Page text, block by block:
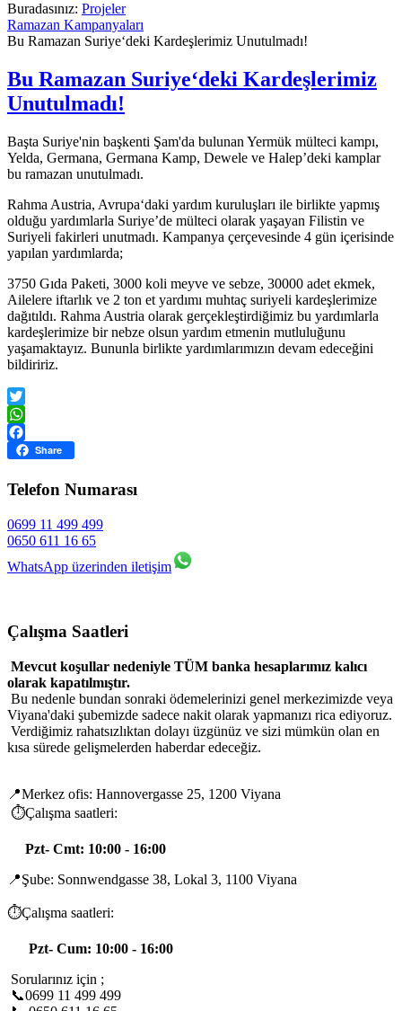
Buradasınız: Projeler
Ramazan Kampanyaları
Bu Ramazan Suriye‘deki Kardeşlerimiz Unutulmadı!
Bu Ramazan Suriye‘deki Kardeşlerimiz
Unutulmadı!
Başta Suriye'nin başkenti Şam'da bulunan Yermük mülteci kampı,
Yelda, Germana, Germana Kamp, Dewele ve Halep’deki kamplar
bu ramazan unutulmadı.
Rahma Austria, Avrupa‘daki yardım kuruluşları ile birlikte yapmış
olduğu yardımlarla Suriye’de mülteci olarak yaşayan Filistin ve
Suriyeli fakirleri unutmadı. Kampanya çerçevesinde 4 gün içerisinde
yapılan yardımlarda;
3750 Gıda Paketi, 3000 koli meyve ve sebze, 30000 adet ekmek,
Ailelere iftarlık ve 2 ton et yardımı muhtaç suriyeli kardeşlerimize
dağıtıldı. Rahma Austria olarak gerçekleştirdiğimiz bu yardımlarla
kardeşlerimize bir nebze olsun yardım etmenin mutluluğunu
yaşamaktayız. Bununla birlikte yardımlarımızın devam edeceğini
bildiririz.
Twitter
WhatsApp
Facebook
Share
Telefon Numarası
0699 11 499 499
0650 611 16 65
WhatsApp üzerinden iletişim
Çalışma Saatleri
Mevcut koşullar nedeniyle TÜM banka hesaplarımız kalıcı
olarak kapatılmıştır.
Bu nedenle bundan sonraki ödemelerinizi genel merkezimizde veya
Viyana'daki şubemizde sadece nakit olarak yapmanızı rica ediyoruz.
Verdiğimiz rahatsızlıktan dolayı üzgünüz ve sizi mümkün olan en
kısa sürede gelişmelerden haberdar edeceğiz.
📍Merkez ofis: Hannovergasse 25, 1200 Viyana
⏱️Çalışma saatleri:
Pzt- Cmt: 10:00 - 16:00
📍Şube: Sonnwendgasse 38, Lokal 3, 1100 Viyana
⏱️Çalışma saatleri:
Pzt- Cum: 10:00 - 16:00
Sorularınız için ;
📞0699 11 499 499